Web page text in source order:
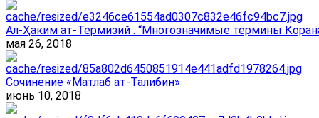
Ал-Ҳаким ат-Термизий . “Многозначимые термины
мая 26, 2018
Сочинение «Матлаб ат-Талибин»
июнь 10, 2018